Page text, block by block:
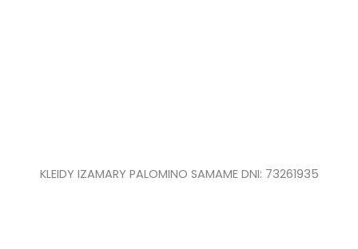
KLEIDY IZAMARY PALOMINO SAMAME DNI: 73261935